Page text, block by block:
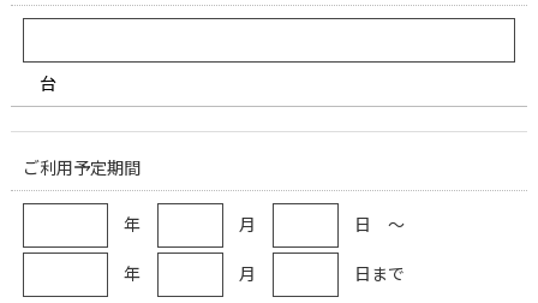
台
ご利用予定期間
年 月 日 ～
年 月 日まで